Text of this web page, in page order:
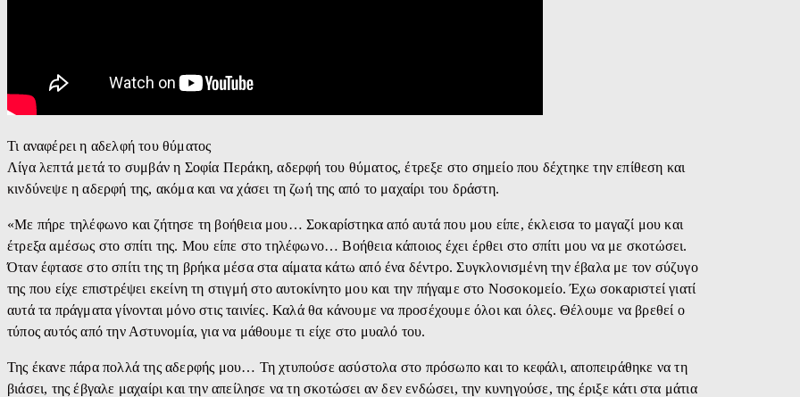
Τι αναφέρει η αδελφή του θύματος
Λίγα λεπτά μετά το συμβάν η Σοφία Περάκη, αδερφή του θύματος, έτρεξε στο σημείο που δέχτηκε την επίθεση και
κινδύνεψε η αδερφή της, ακόμα και να χάσει τη ζωή της από το μαχαίρι του δράστη.
«Με πήρε τηλέφωνο και ζήτησε τη βοήθεια μου… Σοκαρίστηκα από αυτά που μου είπε, έκλεισα το μαγαζί μου και
έτρεξα αμέσως στο σπίτι της. Μου είπε στο τηλέφωνο… Βοήθεια κάποιος έχει έρθει στο σπίτι μου να με σκοτώσει.
Όταν έφτασε στο σπίτι της τη βρήκα μέσα στα αίματα κάτω από ένα δέντρο. Συγκλονισμένη την έβαλα με τον σύζυγο
της που είχε επιστρέψει εκείνη τη στιγμή στο αυτοκίνητο μου και την πήγαμε στο Νοσοκομείο. Έχω σοκαριστεί γιατί
αυτά τα πράγματα γίνονται μόνο στις ταινίες. Καλά θα κάνουμε να προσέχουμε όλοι και όλες. Θέλουμε να βρεθεί ο
τύπος αυτός από την Αστυνομία, για να μάθουμε τι είχε στο μυαλό του.
Της έκανε πάρα πολλά της αδερφής μου… Τη χτυπούσε ασύστολα στο πρόσωπο και το κεφάλι, αποπειράθηκε να τη
βιάσει, της έβγαλε μαχαίρι και την απείλησε να τη σκοτώσει αν δεν ενδώσει, την κυνηγούσε, της έριξε κάτι στα μάτια